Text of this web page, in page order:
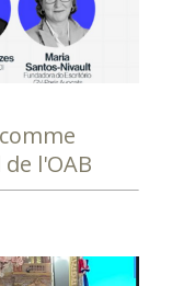
l'OAB